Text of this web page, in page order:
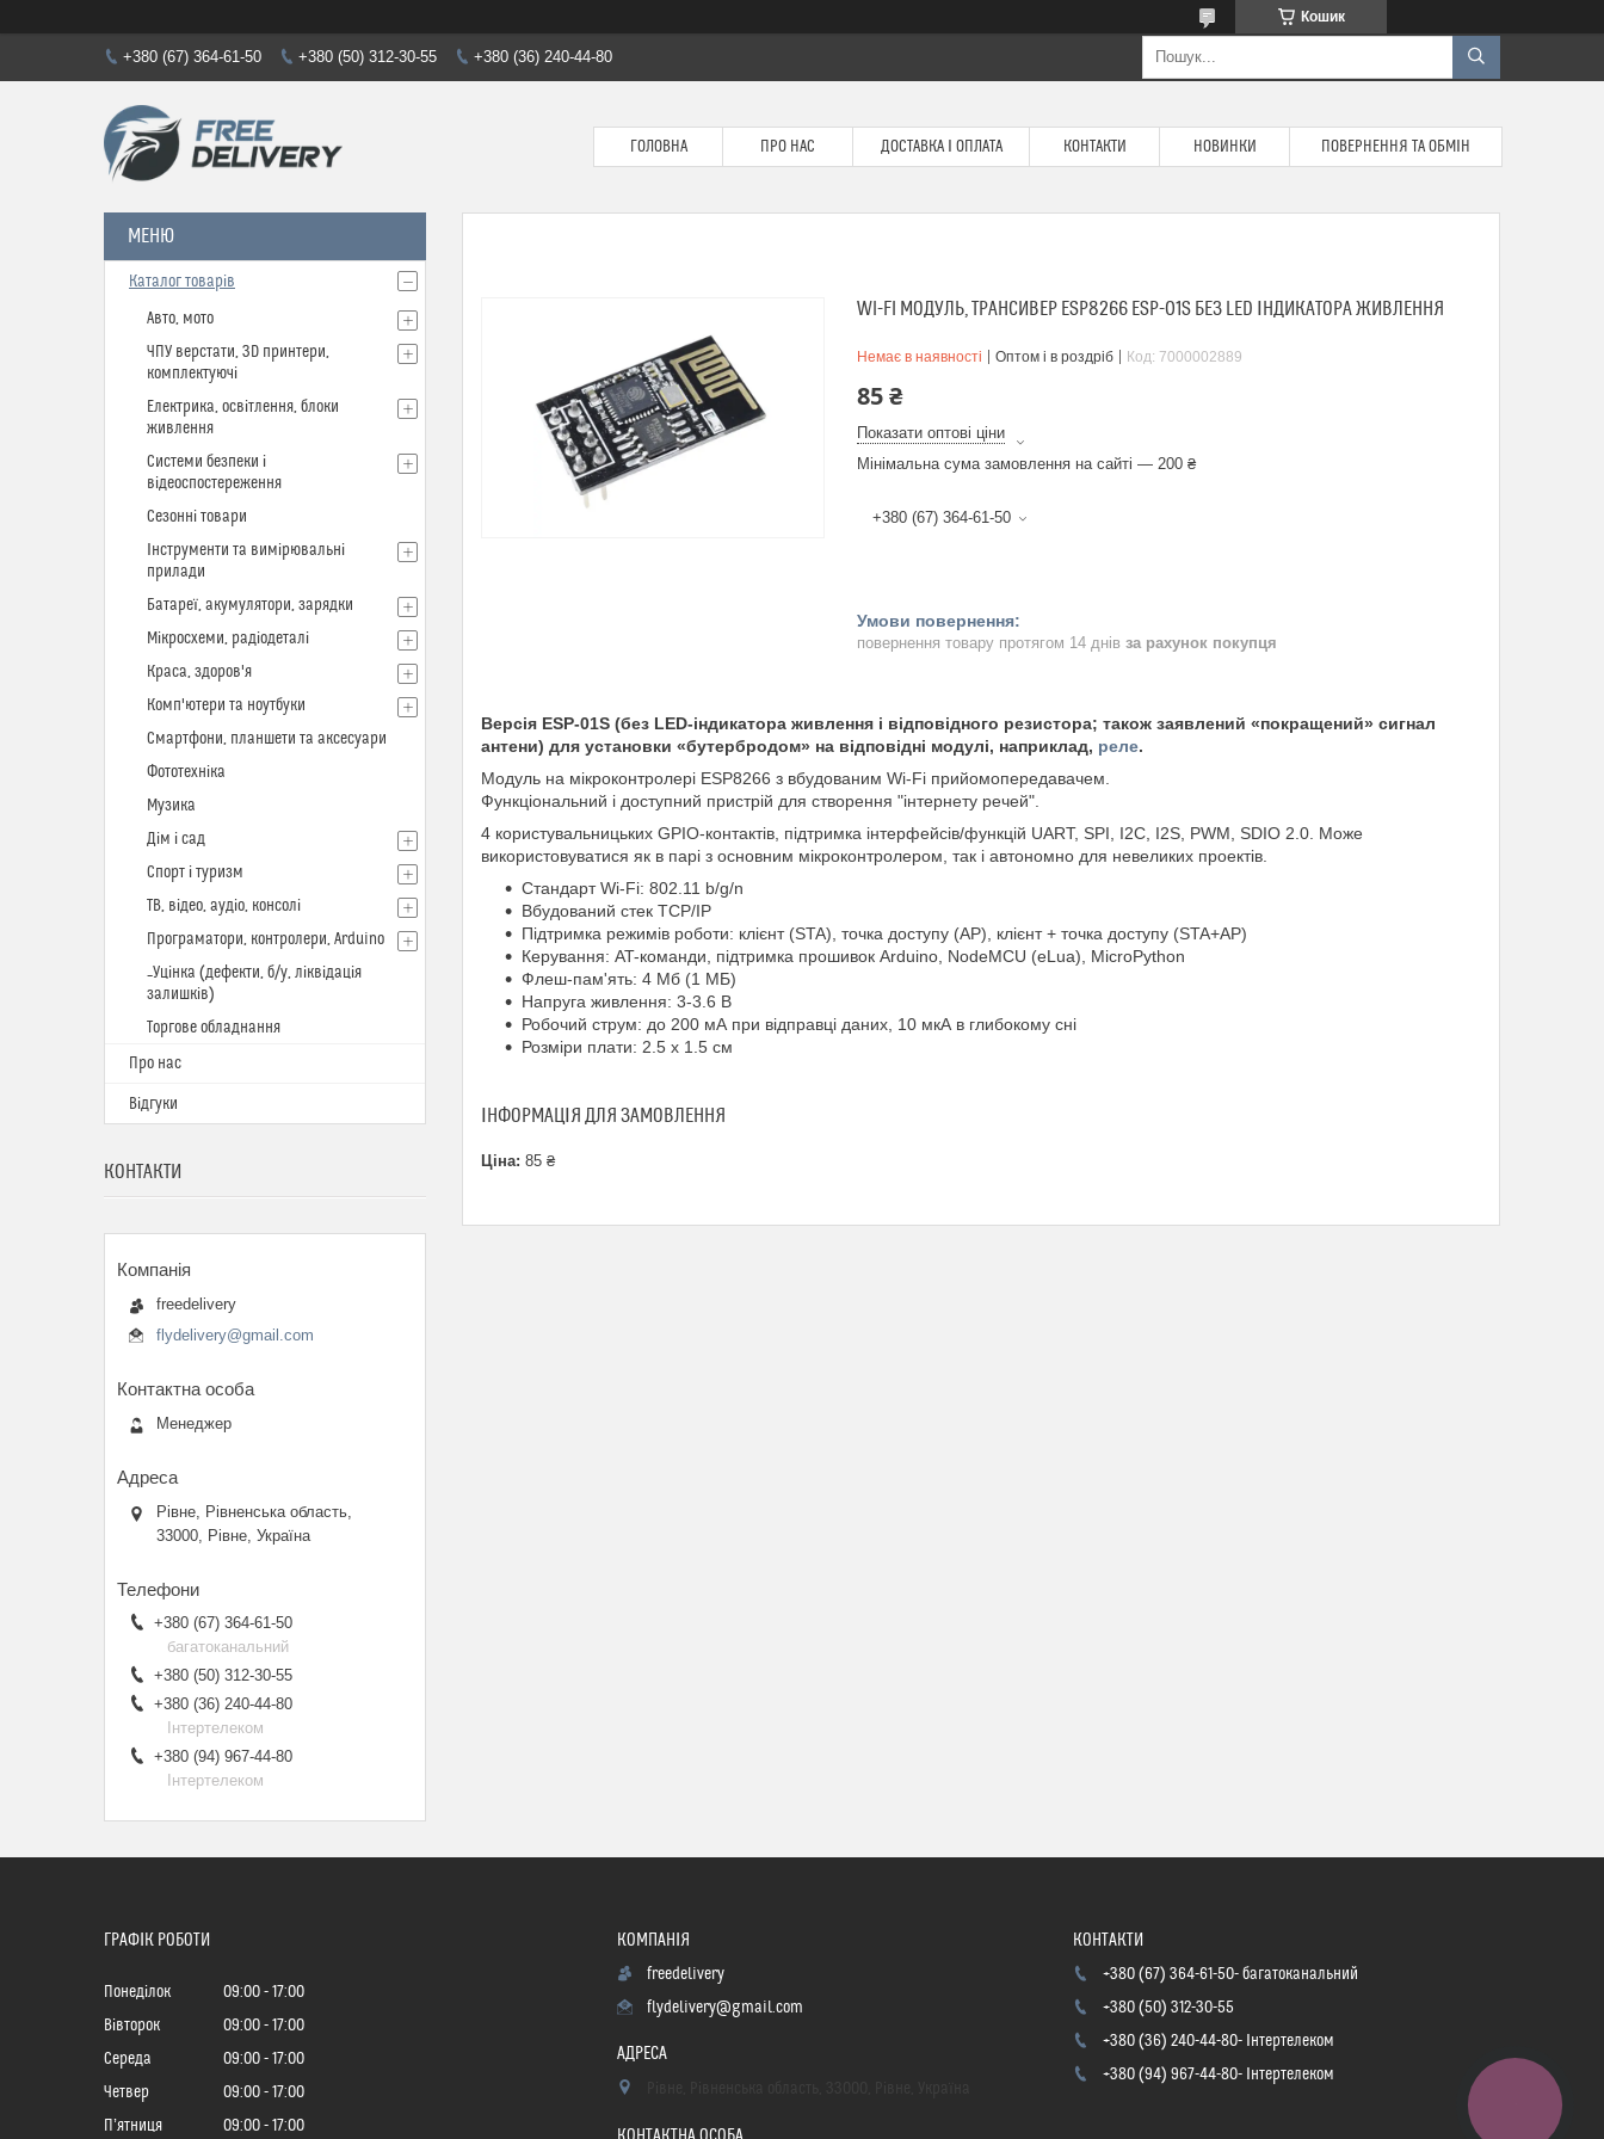
Кошик
+380 (67) 364-61-50 +380 (50) 312-30-55 +380 (36) 240-44-80
ГОЛОВНА ПРО НАС ДОСТАВКА І ОПЛАТА КОНТАКТИ НОВИНКИ ПОВЕРНЕННЯ ТА ОБМІН
WI-FI МОДУЛЬ, ТРАНСИВЕР ESP8266 ESP-01S БЕЗ LED ІНДИКАТОРА ЖИВЛЕННЯ
Немає в наявності Оптом і в роздріб Код: 7000002889
85 ₴
Показати оптові ціни
Мінімальна сума замовлення на сайті — 200 ₴
+380 (67) 364-61-50
повернення товару протягом 14 днів за рахунок покупця
Версія ESP-01S (без LED-індикатора живлення і відповідного резистора; також заявлений «покращений» сигнал
антени) для установки «бутербродом» на відповідні модулі, наприклад, реле.
Модуль на мікроконтролері ESP8266 з вбудованим Wi-Fi прийомопередавачем.
Функціональний і доступний пристрій для створення "інтернету речей".
4 користувальницьких GPIO-контактів, підтримка інтерфейсів/функцій UART, SPI, I2C, I2S, PWM, SDIO 2.0. Може
використовуватися як в парі з основним мікроконтролером, так і автономно для невеликих проектів.
Стандарт Wi-Fi: 802.11 b/g/n
Вбудований стек TCP/IP
Підтримка режимів роботи: клієнт (STA), точка доступу (AP), клієнт + точка доступу (STA+AP)
Керування: AT-команди, підтримка прошивок Arduino, NodeMCU (eLua), MicroPython
Флеш-пам'ять: 4 Мб (1 МБ)
Напруга живлення: 3-3.6 В
Робочий струм: до 200 мА при відправці даних, 10 мкА в глибокому сні
Розміри плати: 2.5 х 1.5 см
ІНФОРМАЦІЯ ДЛЯ ЗАМОВЛЕННЯ
Ціна: 85 ₴
Каталог товарів
Авто, мото
ЧПУ верстати, 3D принтери,
комплектуючі
Електрика, освітлення, блоки
живлення
Системи безпеки і
відеоспостереження
Сезонні товари
Інструменти та вимірювальні
прилади
Батареї, акумулятори, зарядки
Мікросхеми, радіодеталі
Краса, здоров'я
Комп'ютери та ноутбуки
Смартфони, планшети та аксесуари
Фототехніка
Музика
Дім і сад
Спорт і туризм
ТВ, відео, аудіо, консолі
Програматори, контролери, Arduino
_Уцінка (дефекти, б/у, ліквідація
залишків)
Торгове обладнання
Про нас
Відгуки
КОНТАКТИ
freedelivery
flydelivery@gmail.com
Менеджер
Рівне, Рівненська область,
33000, Рівне, Україна
+380 (67) 364-61-50
багатоканальний
+380 (50) 312-30-55
+380 (36) 240-44-80
Інтертелеком
+380 (94) 967-44-80
Інтертелеком
ГРАФІК РОБОТИ
Понеділок 09:00
17:00
Вівторок
09:00
17:00
Середа
09:00
17:00
Четвер
09:00
17:00
Пʼятниця
09:00 17:00
freedelivery
flydelivery@gmail.com
+380 (67) 364-61-50 багатоканальний
+380 (50) 312-30-55
+380 (36) 240-44-80 Інтертелеком
+380 (94) 967-44-80 Інтертелеком